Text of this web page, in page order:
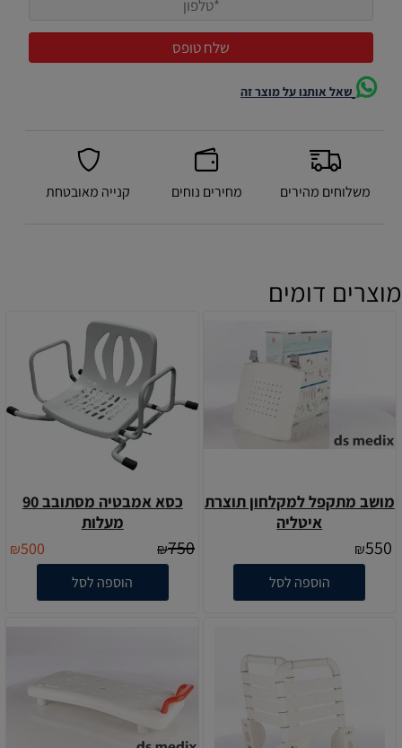
שאל אותנו על מוצר זה
משלוחים מהירים מחירים נוחים קנייה מאובטחת
מוצרים דומים
מושב מתקפל למקלחון תוצרת
איטליה
₪550
הוספה לסל
כסא אמבטיה מסתובב 90
מעלות
₪750
₪500
הוספה לסל